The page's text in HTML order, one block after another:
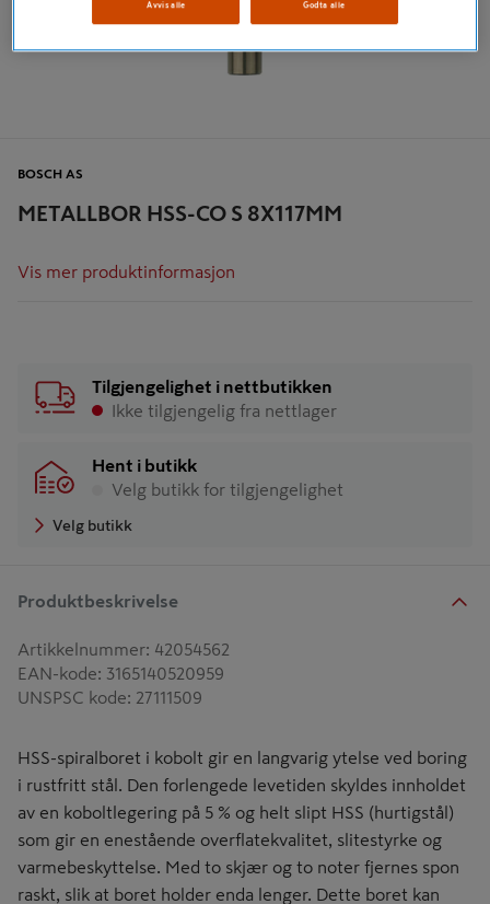
METALLBOR HSS-CO S 8X117MM
BOSCH AS
Vis mer produktinformasjon
Tilgjengelighet i nettbutikken
Ikke tilgjengelig fra nettlager
Hent i butikk
Velg butikk for tilgjengelighet
Velg butikk
Produktbeskrivelse
Artikkelnummer: 42054562
EAN-kode: 3165140520959
UNSPSC kode: 27111509
HSS-spiralboret i kobolt gir en langvarig ytelse ved boring
i rustfritt stål. Den forlengede levetiden skyldes innholdet
av en koboltlegering på 5 % og helt slipt HSS (hurtigstål)
som gir en enestående overflatekvalitet, slitestyrke og
varmebeskyttelse. Med to skjær og to noter fjernes spon
raskt, slik at boret holder enda lenger. Dette boret kan
Avvis alle Godta alle